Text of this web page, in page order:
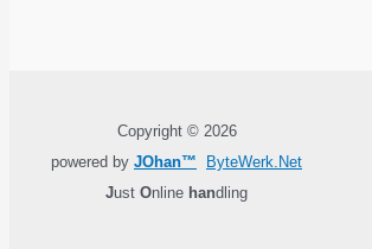
Copyright © 2026
powered by JOhan™
ByteWerk.Net
Just Online handling